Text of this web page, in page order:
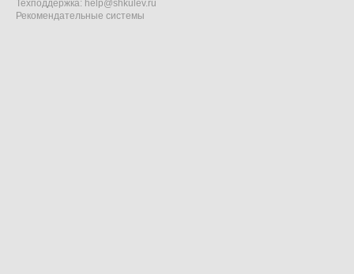
Техподдержка: help@shkulev.ru
Рекомендательные системы